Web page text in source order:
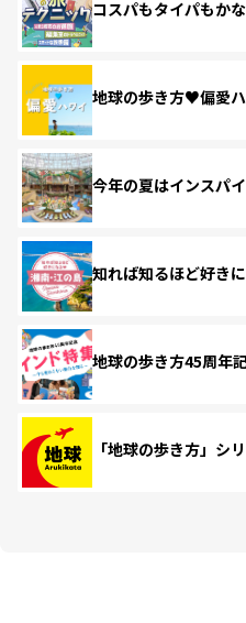
コスパもタイパもか
地球の歩き方♥偏愛
今年の夏はインスパ
知れば知るほど好き
地球の歩き方45周年
「地球の歩き方」シ